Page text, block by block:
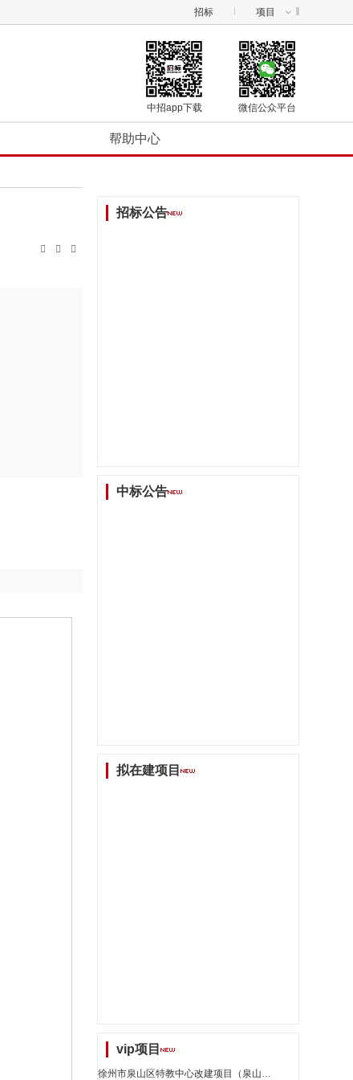
招标
项目
微信公众平台
中招app下载
帮助中心



招标公告
中标公告
拟在建项目
vip项目
徐州市泉山区特教中心改建项目（泉山区）_江苏省招标